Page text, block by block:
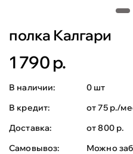
полка Калгари
1 790 р.
В наличии:
0 шт
В кредит:
от 75 р./
Доставка:
от 800 р.
Самовывоз:
Можно